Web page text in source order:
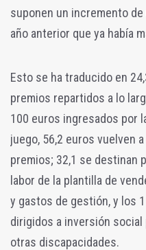
suponen un incremento
año anterior que ya había
Esto se ha traducido en
premios repartidos a lo
100 euros ingresados por
juego, 56,2 euros vuelven
premios; 32,1 se destinan
labor de la plantilla de
y gastos de gestión, y los
dirigidos a inversión
otras discapacidades.